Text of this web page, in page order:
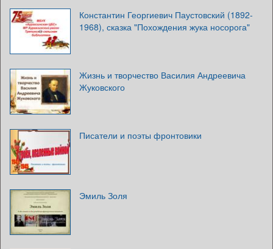
Константин Георгиевич Паустовский (1892-
1968), сказка "Похождения жука носорога"
Жизнь и творчество Василия Андреевича
Жуковского
Писатели и поэты фронтовики
Эмиль Золя